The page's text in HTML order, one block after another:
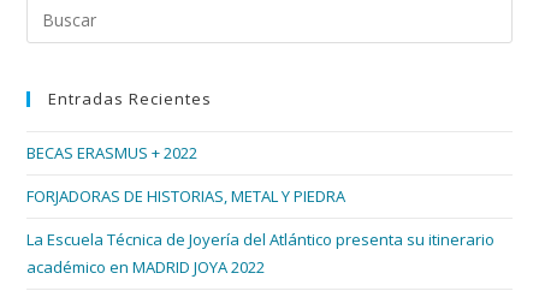
De
Atlántico
Entradas Recientes
BECAS ERASMUS + 2022
FORJADORAS DE HISTORIAS, METAL Y PIEDRA
La Escuela Técnica de Joyería del Atlántico presenta su itinerario
académico en MADRID JOYA 2022